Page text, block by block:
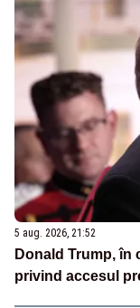
5 aug. 2026, 21:52
Donald Trump,
privind accesul